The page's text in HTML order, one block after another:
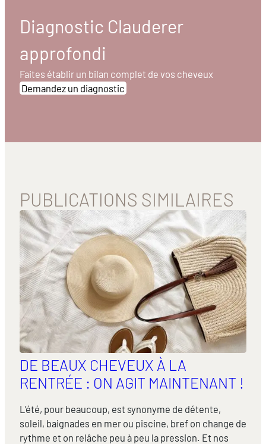
Diagnostic Clauderer
approfondi
Faites établir un bilan complet de vos cheveux
Demandez un diagnostic
PUBLICATIONS SIMILAIRES
DE BEAUX CHEVEUX À LA
RENTRÉE : ON AGIT MAINTENANT !
L’été, pour beaucoup, est synonyme de détente,
soleil, baignades en mer ou piscine, bref on change de
rythme et on relâche peu à peu la pression. Et nos